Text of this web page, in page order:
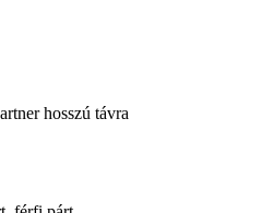
hosszú távra